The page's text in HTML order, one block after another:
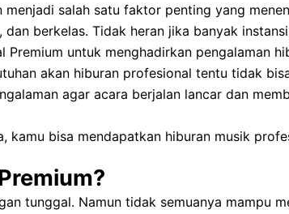
salah satu faktor penting yang
berkelas. Tidak heran jika banyak
untuk menghadirkan pengalaman
akan hiburan profesional tentu tidak
agar acara berjalan lancar dan
kamu bisa mendapatkan hiburan musik
tunggal. Namun tidak semuanya mampu